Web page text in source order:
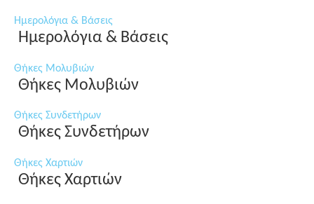
Ημερολόγια & Βάσεις
Ημερολόγια & Βάσεις
Θήκες Μολυβιών
Θήκες Μολυβιών
Θήκες Συνδετήρων
Θήκες Συνδετήρων
Θήκες Χαρτιών
Θήκες Χαρτιών